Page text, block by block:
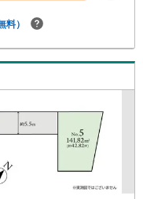
からグルメ情報まで何で
お問い合わせがスムーズ
歓迎です！「室内・現
下さい。スタッフより
いただきます。
料）